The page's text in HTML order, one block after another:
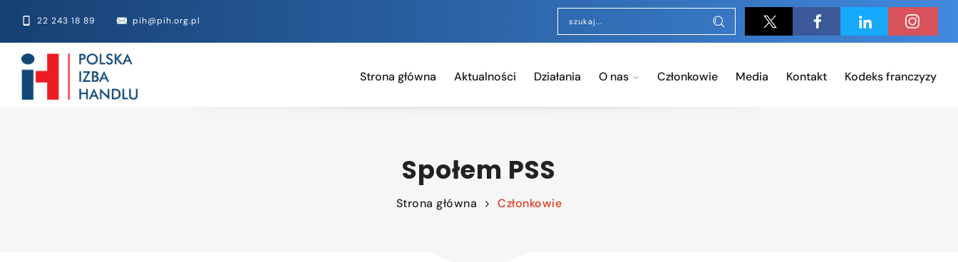
22 243 18 89 pih@pih.org.pl
Strona główna Aktualności Działania O nas Członkowie Media Kontakt Kodeks franczyzy
Społem PSS
Strona główna Członkowie